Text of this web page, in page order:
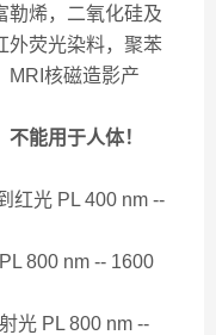
勒烯，二氧化硅及
外荧光染料，聚苯
MRI核磁造影产
能用于人体！
红光 PL 400 nm --
800 nm -- 1600
光 PL 800 nm --